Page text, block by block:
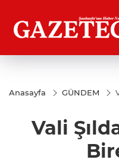
Anasayfa GÜNDEM
Vali